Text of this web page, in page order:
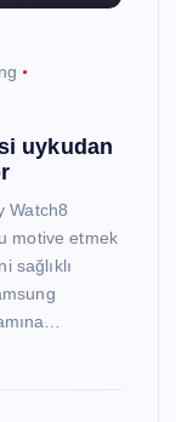
uykudan
Watch8
motive etmek
sağlıklı